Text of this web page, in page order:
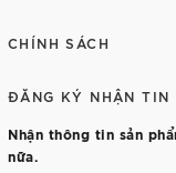
CHÍNH SÁCH
ĐĂNG KÝ NHẬN TIN
Nhận thông tin sản
nữa.